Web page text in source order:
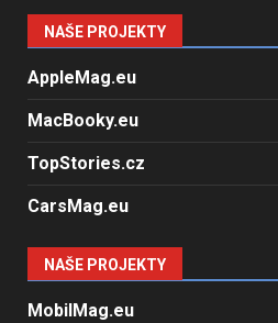
NAŠE PROJEKTY
AppleMag.eu
MacBooky.eu
TopStories.cz
CarsMag.eu
NAŠE PROJEKTY
MobilMag.eu